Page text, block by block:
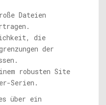
Dateien
die
der
robusten Site
Serien.
über ein